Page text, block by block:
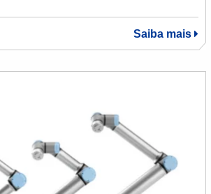
Saiba mais